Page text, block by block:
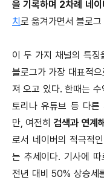
을 기록하며 2차례 네
치로 옮겨가면서 블로
이 두 가지 채널의 특
블로그가 가장 대표적
져 오고 있다. 한때는
토리나 유튜브 등 다른
만, 여전히 검색과 연계
로서 네이버의 적극적
는 추세이다. 기사에
전년 대비 50% 상승세